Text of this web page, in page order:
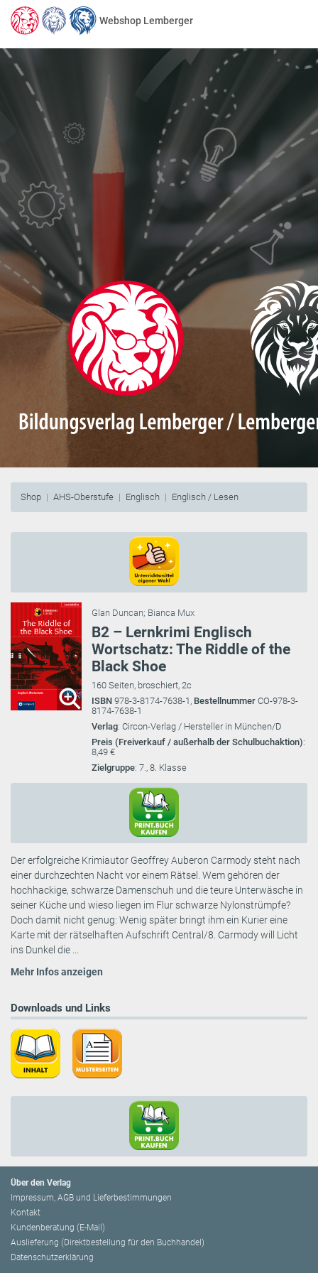
Webshop Lemberger
Shop AHS-Oberstufe Englisch Englisch / Lesen
Glan Duncan; Bianca Mux
B2 – Lernkrimi Englisch
Wortschatz: The Riddle of the
Black Shoe
160 Seiten, broschiert, 2c
ISBN 978-3-8174-7638-1, Bestellnummer CO-978-3-
8174-7638-1
Verlag: Circon-Verlag / Hersteller in München/D
Preis (Freiverkauf / außerhalb der Schulbuchaktion):
8,49 €
Zielgruppe: 7., 8. Klasse
Der erfolgreiche Krimiautor Geoffrey Auberon Carmody steht nach
einer durchzechten Nacht vor einem Rätsel. Wem gehören der
hochhackige, schwarze Damenschuh und die teure Unterwäsche in
seiner Küche und wieso liegen im Flur schwarze Nylonstrümpfe?
Doch damit nicht genug: Wenig später bringt ihm ein Kurier eine
Karte mit der rätselhaften Aufschrift Central/8. Carmody will Licht
ins Dunkel die ...
Mehr Infos anzeigen
Downloads und Links
Über den Verlag
Impressum, AGB und Lieferbestimmungen
Kontakt
Kundenberatung (E-Mail)
Auslieferung (Direktbestellung für den Buchhandel)
Datenschutzerklärung